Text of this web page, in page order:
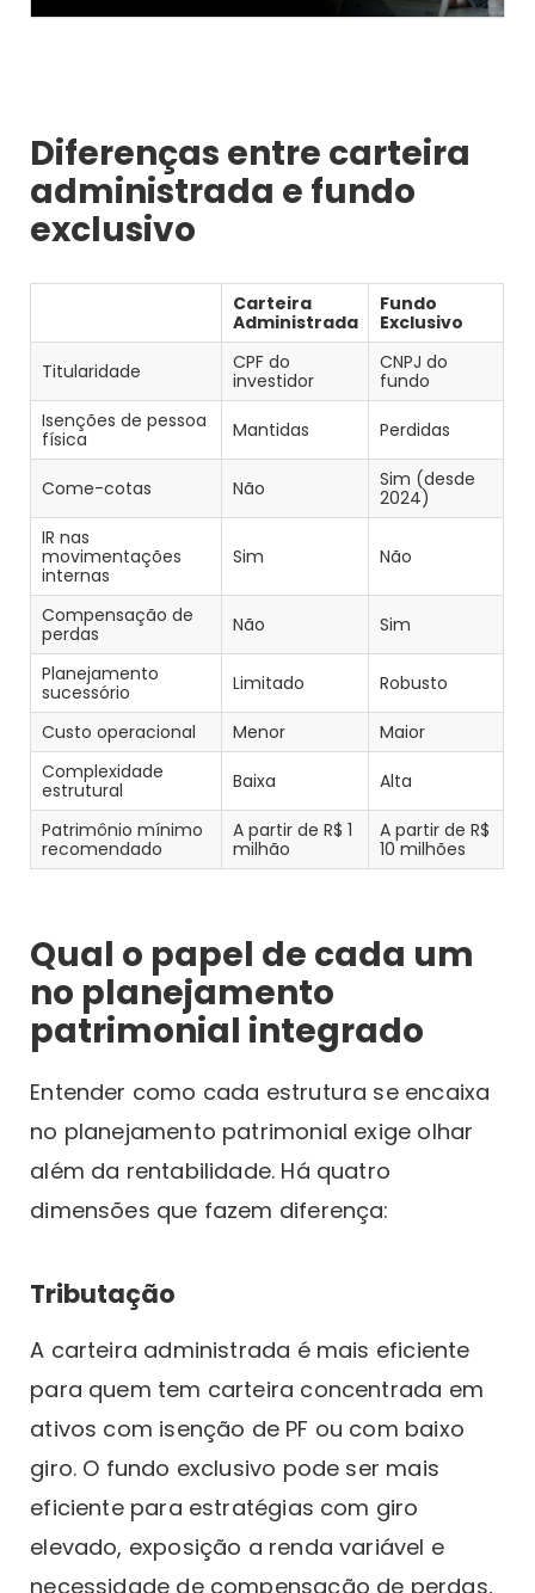
Diferenças entre carteira
administrada e fundo
exclusivo
Carteira
Administrada
Fundo
Exclusivo
Titularidade
CPF do
investidor
CNPJ do
fundo
Isenções de pessoa
física
Mantidas Perdidas
Come-cotas Não
Sim (desde
2024)
IR nas
movimentações
internas
Sim Não
Compensação de
perdas
Não Sim
Planejamento
sucessório
Limitado Robusto
Custo operacional Menor
Maior
Complexidade
estrutural
Baixa Alta
Patrimônio mínimo
recomendado
A partir de R$ 1
milhão
A partir de R$
10 milhões
Qual o papel de cada um
no planejamento
patrimonial integrado
Entender como cada estrutura se encaixa
no planejamento patrimonial exige olhar
além da rentabilidade. Há quatro
dimensões que fazem diferença:
Tributação
A carteira administrada é mais eficiente
para quem tem carteira concentrada em
ativos com isenção de PF ou com baixo
giro. O fundo exclusivo pode ser mais
eficiente para estratégias com giro
elevado, exposição a renda variável e
necessidade de compensação de perdas,